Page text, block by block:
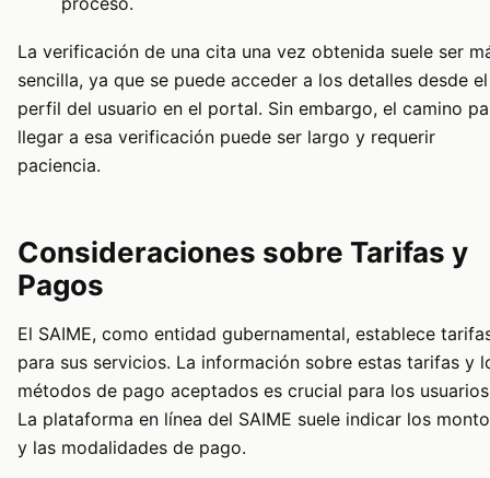
La verificación de una cita una vez obtenida suele ser
sencilla, ya que se puede acceder a los detalles desde el
perfil del usuario en el portal. Sin embargo, el camino
llegar a esa verificación puede ser largo y requerir
paciencia.
Consideraciones sobre Tarifas y
Pagos
El SAIME, como entidad gubernamental, establece
para sus servicios. La información sobre estas tarifas y
métodos de pago aceptados es crucial para los
La plataforma en línea del SAIME suele indicar los
y las modalidades de pago.